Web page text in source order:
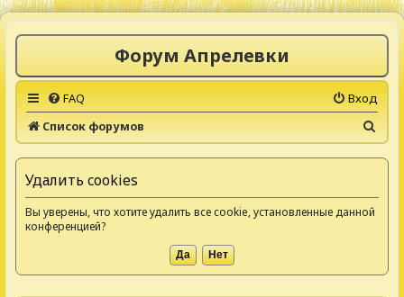
Форум Апрелевки
FAQ
Вход
Список форумов
о
Удалить cookies
Вы уверены, что хотите удалить все cookie, установленные данной
конференцией?